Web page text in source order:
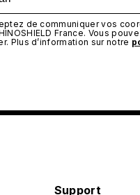
de communiquer vos
France. Vous
Plus d’information sur notre
Support